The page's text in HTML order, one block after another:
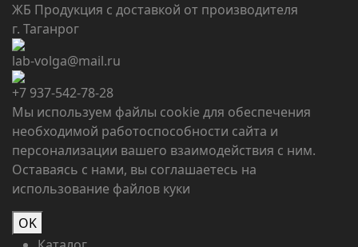
ЖБ Продукция с доставкой от производителя
г. Таганрог
lab-volga@mail.ru
+7 937-542-78-28
Мы используем файлы cookie для обеспечения
необходимой работоспособности сайта и
персонализации вашего взаимодействия с ним.
Оставаясь с нами, вы соглашаетесь на
использование файлов куки
OK